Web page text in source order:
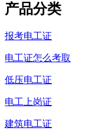
产品分类
报考电工证
电工证怎么考取
低压电工证
电工上岗证
建筑电工证